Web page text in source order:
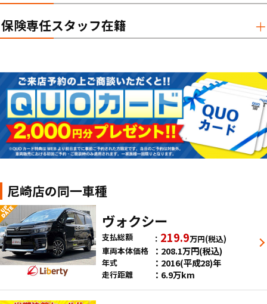
保険専任スタッフ在籍
尼崎店の同一車種
ヴォクシー
支払総額 219.9万円(税込)
車両本体価格
208.1万円(税込)
年式 2016(平成28)年
走行距離 6.9万km